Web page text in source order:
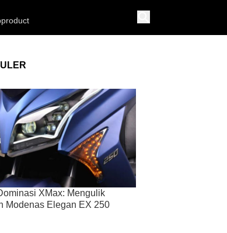
XMax: Mengulik
Modenas Elegan EX 250